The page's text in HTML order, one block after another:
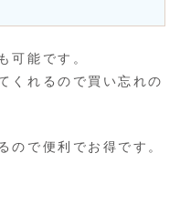
可能です。
くれるので買い忘れの
ので便利でお得です。